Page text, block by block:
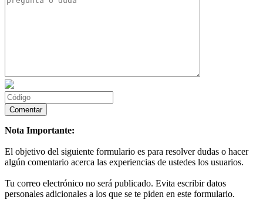
Nota Importante:
El objetivo del siguiente formulario es para resolver dudas o hacer
algún comentario acerca las experiencias de ustedes los usuarios.
Tu correo electrónico no será publicado. Evita escribir datos
personales adicionales a los que se te piden en este formulario.